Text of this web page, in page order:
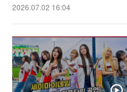
2026.07.02 16:04